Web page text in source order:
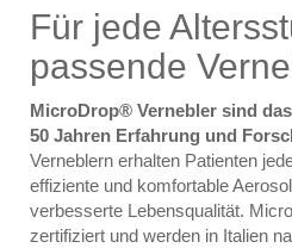
Für jede
passende
MicroDrop® Vernebler sind
50 Jahren Erfahrung und
Verneblern erhalten Patienten
effiziente und komfortable
verbesserte Lebensqualität.
zertifiziert und werden in Italien